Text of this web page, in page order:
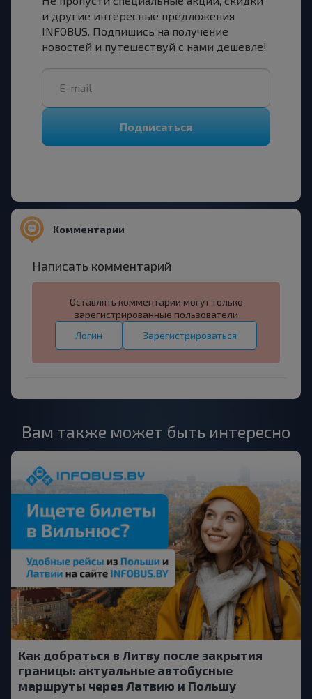
и другие интересные предложения
INFOBUS. Подпишись на получение
новостей и путешествуй с нами дешевле!
Подписаться
Комментарии
Написать комментарий
Оставлять комментарии могут только
зарегистрированные пользователи
Логин
Зарегистрироваться
Вам также может быть интересно
Как добраться в Литву после закрытия
границы: актуальные автобусные
маршруты через Латвию и Польшу